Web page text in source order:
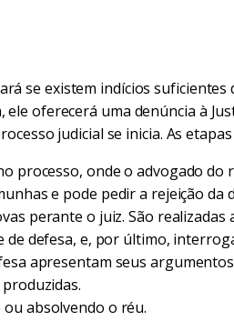
se existem indícios suficientes
oferecerá uma denúncia à
judicial se inicia. As etapas
processo, onde o advogado do
e pode pedir a rejeição da
perante o juiz. São realizadas
de defesa, e, por último,
apresentam seus
absolvendo o réu.